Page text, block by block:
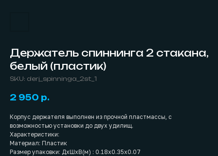
Держатель спиннинга 2 стакана,
белый (пластик)
SKU: derj_spinninga_2st_1
2 950 р.
Корпус держателя выполнен из прочной пластмассы, с
возможностью установки до двух удилищ.
Характеристики:
Материал: Пластик
Размер упаковки: ДхШхВ(м) : 0.18x0.35x0.07